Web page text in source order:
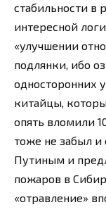
стабильности в
интересной
«улучшении
подлянки, ибо
односторонних
китайцы,
опять вломили
тоже не забыл и
Путиным и
пожаров в
«отравление»